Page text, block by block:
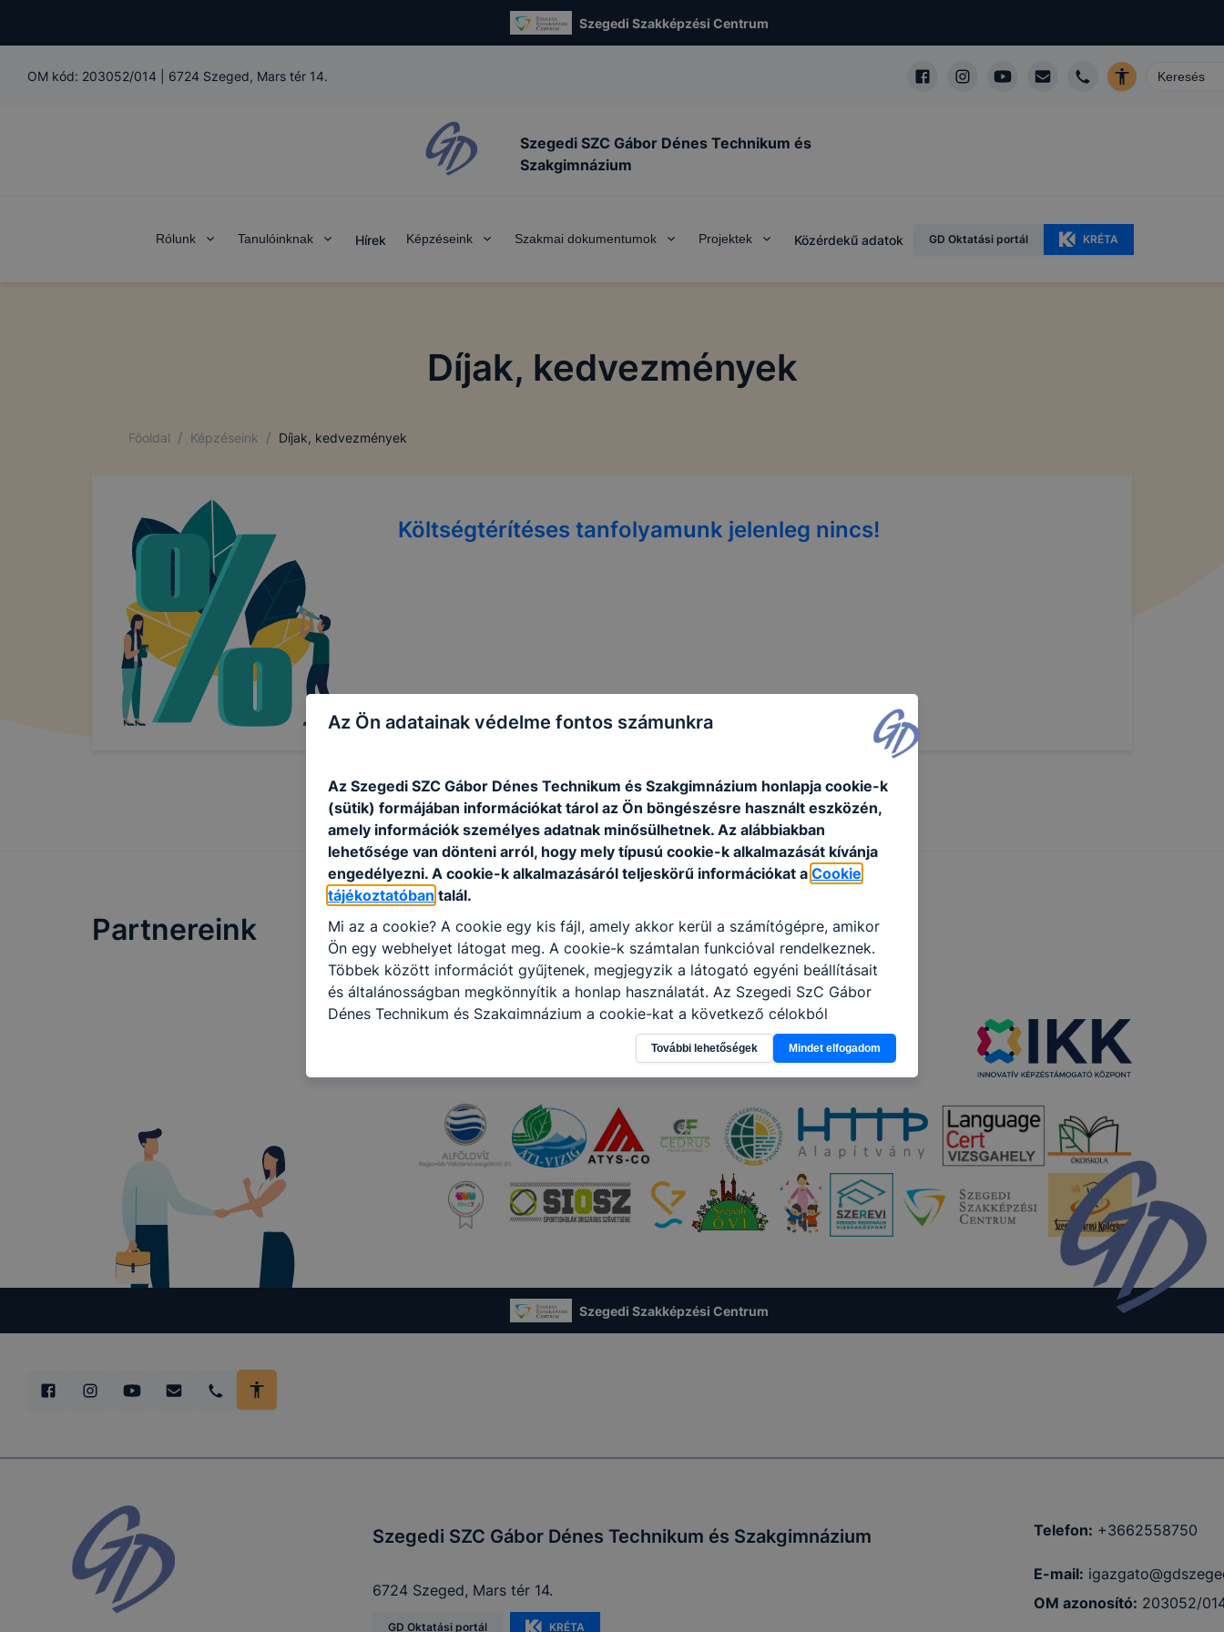
Szegedi Szakképzési Centrum
OM kód: 203052/014 6724 Szeged, Mars tér 14.
Szegedi SZC Gábor Dénes Technikum és
Szakgimnázium
Rólunk Tanulóinknak Hírek Képzéseink Szakmai dokumentumok Projektek Közérdekű adatok GD Oktatási portál KRÉTA
Díjak, kedvezmények
Főoldal / Képzéseink / Díjak, kedvezmények
Költségtérítéses tanfolyamunk jelenleg nincs!
Partnereink
Szegedi Szakképzési Centrum
Szegedi SZC Gábor Dénes Technikum és Szakgimnázium
6724 Szeged, Mars tér 14.
GD Oktatási portál KRÉTA
Telefon: +3662558750
E-mail:
OM azonosító: 203052/
Az Ön adatainak védelme fontos számunkra
Az Szegedi SZC Gábor Dénes Technikum és Szakgimnázium honlapja cookie-k
(sütik) formájában információkat tárol az Ön böngészésre használt eszközén,
amely információk személyes adatnak minősülhetnek. Az alábbiakban
lehetősége van dönteni arról, hogy mely típusú cookie-k alkalmazását kívánja
engedélyezni. A cookie-k alkalmazásáról teljeskörű információkat a Cookie
tájékoztatóban talál.
Mi az a cookie? A cookie egy kis fájl, amely akkor kerül a számítógépre, amikor
Ön egy webhelyet látogat meg. A cookie-k számtalan funkcióval rendelkeznek.
Többek között információt gyűjtenek, megjegyzik a látogató egyéni beállításait
és általánosságban megkönnyítik a honlap használatát. Az Szegedi SzC Gábor
Dénes Technikum és Szakgimnázium a cookie-kat a következő célokból
használja: információ gyűjtése azzal kapcsolatban, hogyan használja Ön a
honlapot -annak felmérésével, hogy a honlap melyik részeit látogatja, vagy
használja leginkább, így megtudhatjuk, hogyan biztosítsunk Önnek még jobb
felhasználói élményt, ha ismét meglátogatja oldalunkat, honlap fejlesztése.
Hogyan ellenőrizheti és hogyan tudja kikapcsolni a cookie-kat? Minden modern
böngésző engedélyezi a cookie-k beállításának a változtatását. A legtöbb
böngésző alapértelmezettként automatikusan elfogadja a cookie-kat, de ezek
általában megváltoztathatók. Felhívjuk figyelmét, hogy mivel a cookie-k célja
honlapunk használhatóságának és folyamatainak megkönnyítése vagy lehetővé
tétele, a cookie-k alkalmazásának megakadályozása vagy törlése által
További lehetőségek Mindet elfogadom